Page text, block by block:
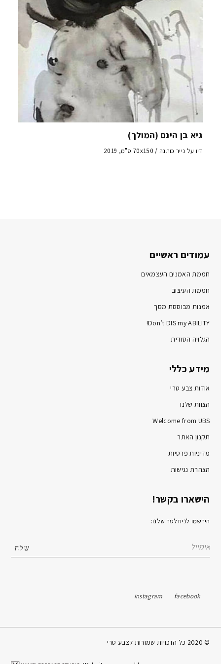
גיא בן הינם (המולך)
דיו על נייר כותנה / 70x150 ס"מ, 2019
עמודים ראשיים
חממת האמנים העצמאים
חממת העיצוב
אמנות מבוססת מסך
Don’t DIS my ABILITY!
הגלויה הסודית
מידע כללי
אודות צבע טרי
הצוות שלנו
Welcome from UBS
תקנון האתר
מדיניות פרטיות
הצהרת נגישות
הישארו בקשר!
הירשמו לניוזלטר שלנו:
facebook
instagram
© 2020 כל הזכויות שמורות לצבע טרי